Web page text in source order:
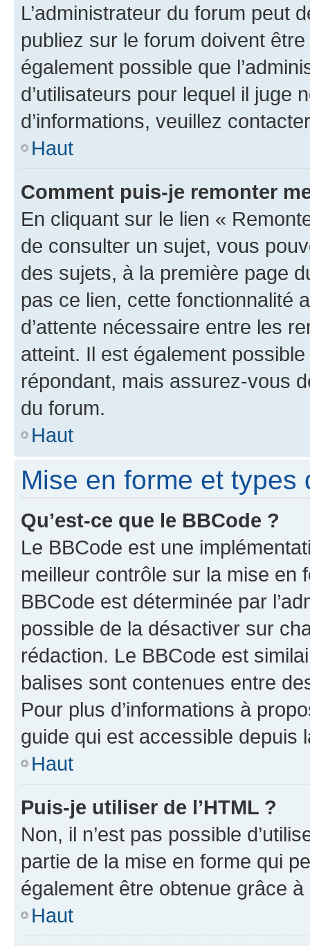
L’administrateur du forum peut
publiez sur le forum doivent
également possible que
d’utilisateurs pour lequel il juge
d’informations, veuillez
Haut
Comment puis-je remonter
En cliquant sur le lien «
de consulter un sujet, vous
des sujets, à la première page
pas ce lien, cette fonctionnalité
d’attente nécessaire entre les
atteint. Il est également
répondant, mais assurez-vous
du forum.
Haut
Mise en forme et types
Qu’est-ce que le BBCode ?
Le BBCode est une
meilleur contrôle sur la mise en
BBCode est déterminée par
possible de la désactiver sur
rédaction. Le BBCode est
balises sont contenues entre
Pour plus d’informations à
guide qui est accessible depuis
Haut
Puis-je utiliser de l’HTML ?
Non, il n’est pas possible
partie de la mise en forme qui
également être obtenue grâce à
Haut